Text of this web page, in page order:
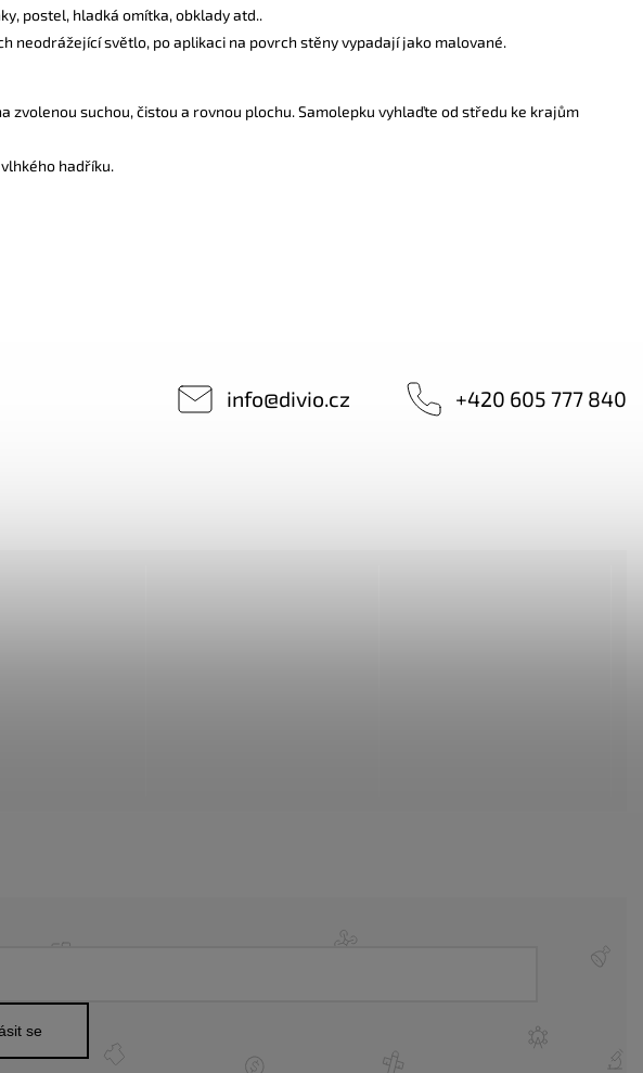
postel, hladká omítka, obklady atd..
neodrážející světlo, po aplikaci na povrch stěny vypadají jako malované.
suchou, čistou a rovnou plochu. Samolepku vyhlaďte od středu ke krajům
hadříku.
info@divio.cz +420 605 777 840
se